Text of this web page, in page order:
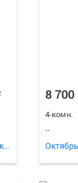
Железнодорожный, Северо-Енисейская улица 44
8 700
4-комн.
..